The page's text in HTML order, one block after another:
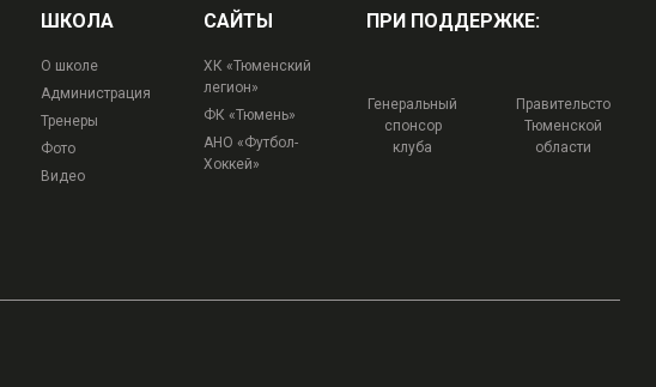
ШКОЛА
О школе
Администрация
Тренеры
Фото
Видео
САЙТЫ
ХК «Тюменский
легион»
ФК «Тюмень»
АНО «Футбол-
Хоккей»
ПРИ ПОДДЕРЖКЕ:
Генеральный
спонсор
клуба
Правительсто
Тюменской
области